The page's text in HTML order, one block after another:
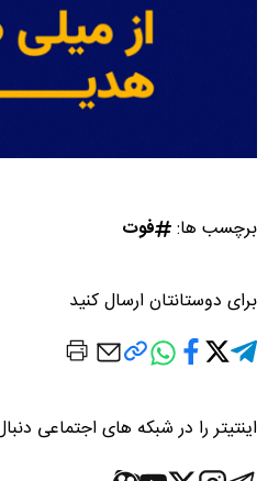
برچسب ها: فوت
برای دوستانتان ارسال کنید
اینتیتر را در شبکه های اجتماعی